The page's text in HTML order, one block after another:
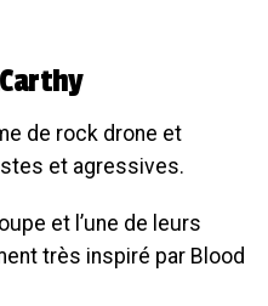
de rock drone et
et agressives.
et l’une de leurs
très inspiré par Blood